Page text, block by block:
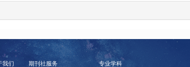
我们 期刊社服务 专业学科